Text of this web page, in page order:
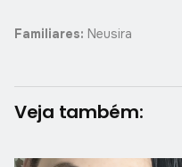
Familiares: Neusira
Veja também: